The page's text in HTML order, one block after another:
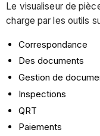
Le visualiseur de
charge par les outils
Correspondance
Des documents
Gestion de
Inspections
QRT
Paiements